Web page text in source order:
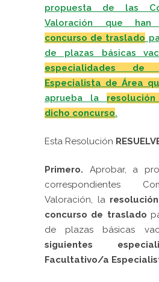
propuesta de las
Valoración que
concurso de traslado
de plazas básicas
especialidades de
Especialista de Área
aprueba la
dicho concurso.
Esta Resolución
Primero. Aprobar, a
correspondientes
Valoración, la
concurso de traslado
de plazas básicas
siguientes
Facultativo/a